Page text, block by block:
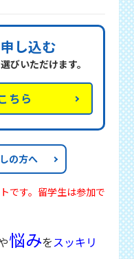
し込む
びいただけます。
ちら
の方へ
です。留学生は参加で
悩みをスッキリ